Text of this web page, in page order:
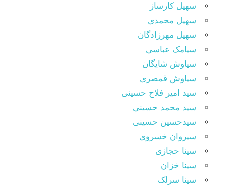
سهیل کارساز
سهیل محمدی
سهیل مهرزادگان
سیامک عباسی
سیاوش شایگان
سیاوش قمصری
سید امیر فلاح حسینی
سید محمد حسینی
سیدحسین حسینی
سیروان خسروی
سینا حجازی
سینا خزان
سینا سرلک